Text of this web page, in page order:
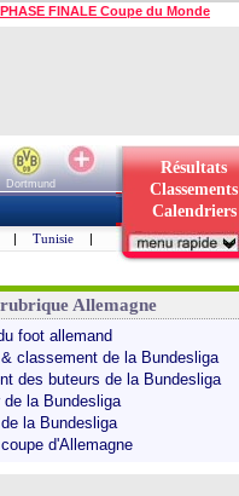
FINALE Coupe du Monde
Dortmund
Résultats
Classements
Calendriers
| Tunisie |
Allemagne
foot allemand
classement de la Bundesliga
des buteurs de la Bundesliga
de la Bundesliga
la Bundesliga
d'Allemagne